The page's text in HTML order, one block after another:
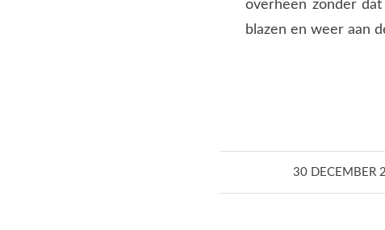
overheen zonder
blazen en weer aan
30 DECEMBER
/